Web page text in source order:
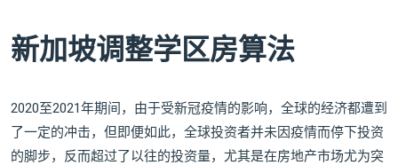
新加坡调整学区房算法
2020至2021年期间，由于受新冠疫情的影响，全球的经济都遭到
了一定的冲击，但即便如此，全球投资者并未因疫情而停下投资
的脚步，反而超过了以往的投资量，尤其是在房地产市场尤为突